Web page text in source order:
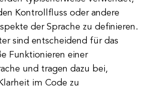
Kontrollfluss oder andere
der Sprache zu definieren.
sind entscheidend für das
Funktionieren einer
und tragen dazu bei,
im Code zu